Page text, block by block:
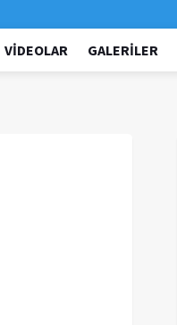
VIDEOLAR GALERILER